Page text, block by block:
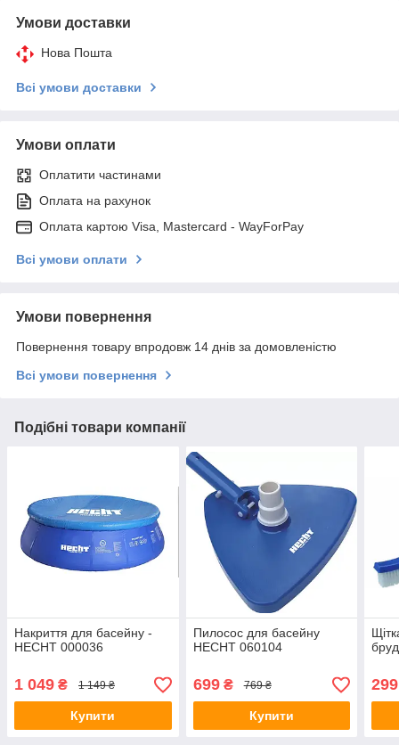
Умови доставки
Нова Пошта
Всі умови доставки
Умови оплати
Оплатити частинами
Оплата на рахунок
Оплата картою Visa, Mastercard - WayForPay
Всі умови оплати
Умови повернення
Повернення товару впродовж 14 днів за домовленістю
Всі умови повернення
Подібні товари компанії
Накриття для басейну -
HECHT 000036
1 049 ₴ 1 149 ₴
Купити
Пилосос для басейну
HECHT 060104
699₴ 769 ₴
Купити
299